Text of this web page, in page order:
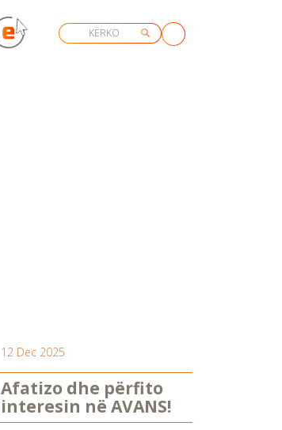
12 Dec 2025
Afatizo dhe përfito
interesin në AVANS!